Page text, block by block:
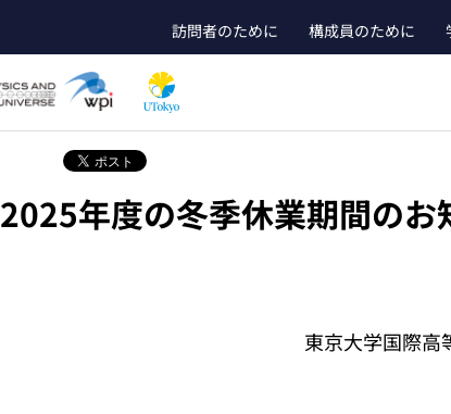
訪問者のために 構成員のために
2025年度の冬季休業期間のお
東京大学国際高